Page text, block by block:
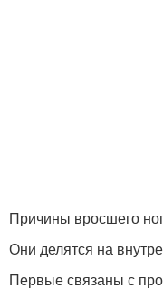
Причины вросшего
Они делятся на
Первые связаны с